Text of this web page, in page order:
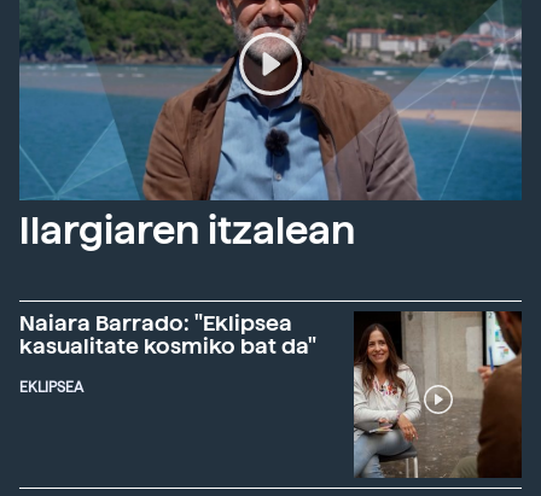
Ilargiaren itzalean
Naiara Barrado: "Eklipsea
kasualitate kosmiko bat da"
EKLIPSEA